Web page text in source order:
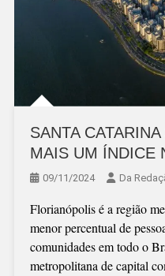
SANTA
MAIS UM ÍNDICE
09/11/2024 Da
Florianópolis é a região
menor percentual de
comunidades em todo o
metropolitana de capital